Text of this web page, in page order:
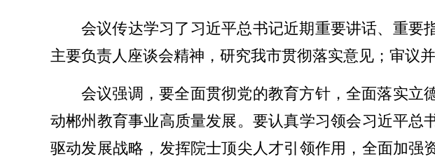
会议传达学习了习近平总书记近期重要讲话、重要
主要负责人座谈会精神，研究我市贯彻落实意见；审议
会议强调，要全面贯彻党的教育方针，全面落实立
动郴州教育事业高质量发展。要认真学习领会习近平
驱动发展战略，发挥院士顶尖人才引领作用，全面加